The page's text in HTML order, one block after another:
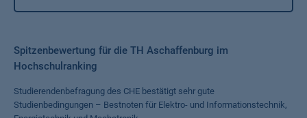
Spitzenbewertung für die TH Aschaffenburg im
Hochschulranking
Studierendenbefragung des CHE bestätigt sehr gute
Studienbedingungen – Bestnoten für Elektro- und Informationstechnik,